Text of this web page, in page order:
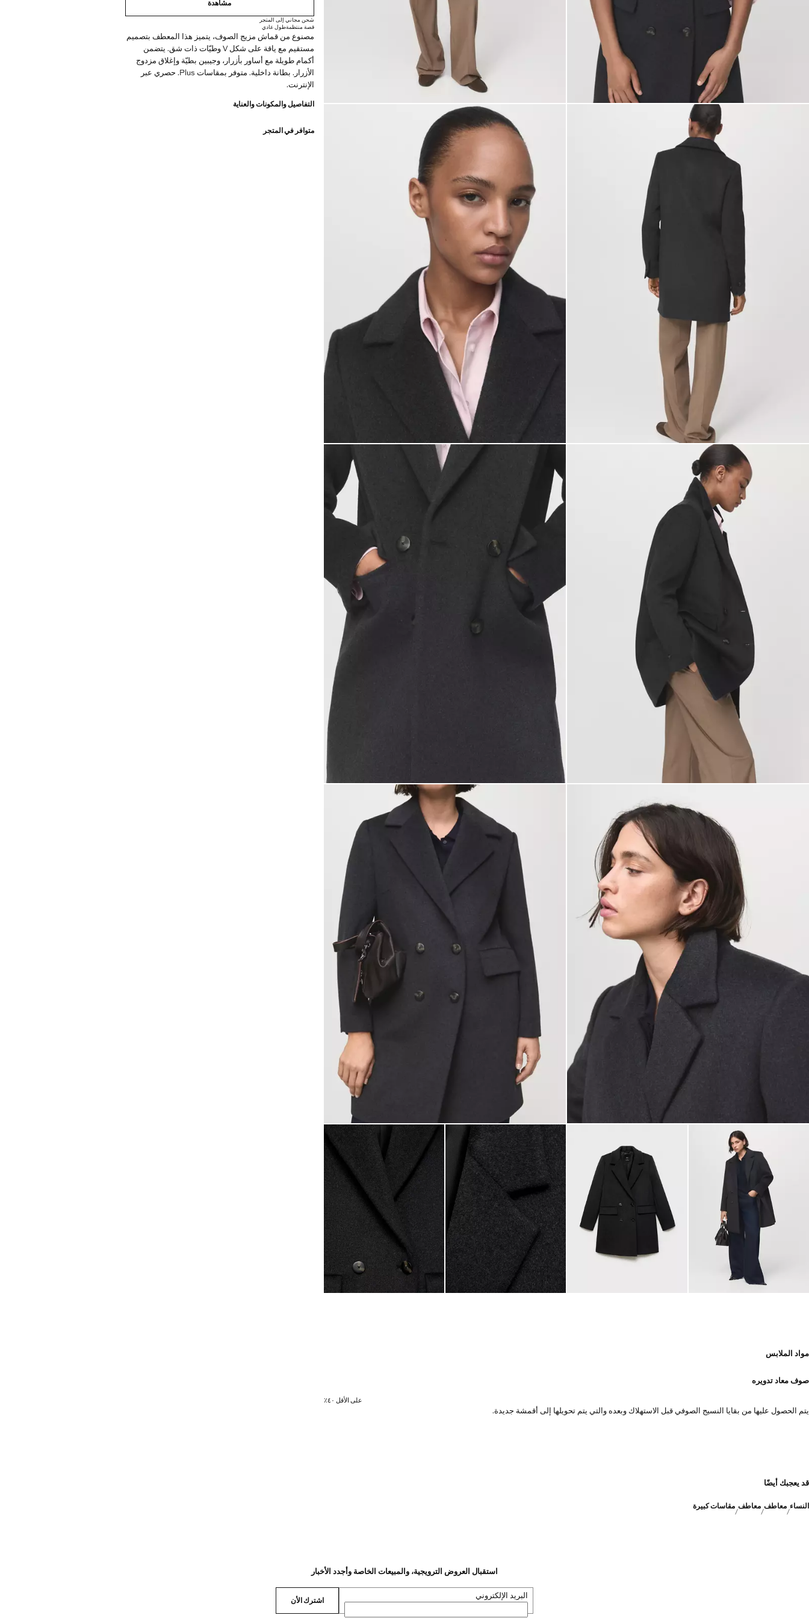
مشاهدة
شحن مجاني إلى المتجر
قصة منتظمةطول عادي
مصنوع من قماش مزيج الصوف، يتميز هذا المعطف بتصميم
مستقيم مع ياقة على شكل V وطيّات ذات شق. يتضمن
أكمام طويلة مع أساور بأزرار، وجيبين بطيّة وإغلاق مزدوج
الأزرار. بطانة داخلية. متوفر بمقاسات Plus. حصري عبر
الإنترنت.
التفاصيل والمكونات والعناية
متوافر في المتجر
مواد الملابس
صوف معاد تدويره
على الأقل ٤٠٪؜
يتم الحصول عليها من بقايا النسيج الصوفي قبل الاستهلاك وبعده والتي يتم تحويلها إلى أقمشة جديدة.
قد يعجبك أيضًا
النساء معاطف معاطف مقاسات كبيرة
استقبال العروض الترويجية، والمبيعات الخاصة وأجدد الأخبار
البريد الإلكتروني اشترك الأن